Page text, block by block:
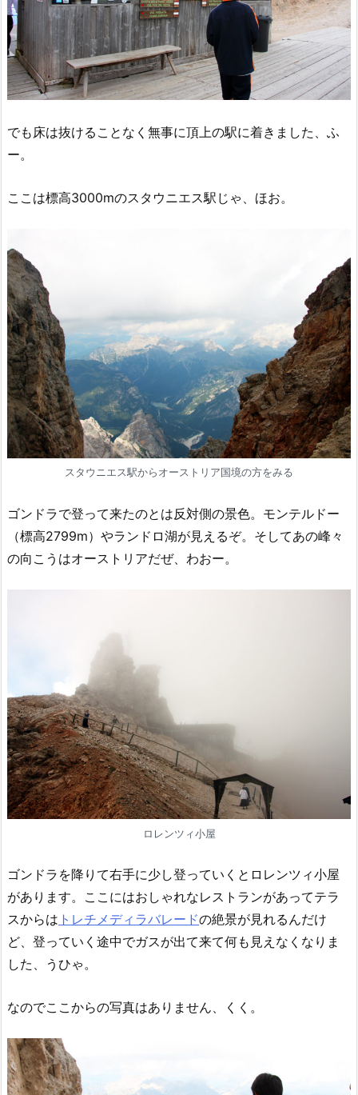
でも床は抜けることなく無事に頂上の駅に着きました、ふ
ー。
ここは標高3000mのスタウニエス駅じゃ、ほお。
スタウニエス駅からオーストリア国境の方をみる
ゴンドラで登って来たのとは反対側の景色。モンテルドー
（標高2799m）やランドロ湖が見えるぞ。そしてあの峰々
の向こうはオーストリアだぜ、わおー。
ロレンツィ小屋
ゴンドラを降りて右手に少し登っていくとロレンツィ小屋
があります。ここにはおしゃれなレストランがあってテラ
スからは トレチメディラバレードの絶景が見れるんだけ
ど、登っていく途中でガスが出て来て何も見えなくなりま
した、うひゃ。
なのでここからの写真はありません、くく。